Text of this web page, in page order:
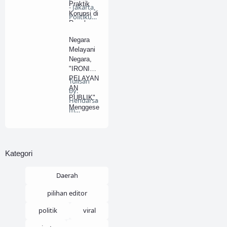
Praktik
Korupsi di
Ranah
garaan
Haji
- Jakarta,
Politiku…
Negara
Melayani
Negara,
"IRONI
PELAYAN
AN
PUBLIK",
Menggese
Materiil.
Tulisan
by:
Hendarsa
m
Kategori
Daerah
pilihan editor
politik
viral